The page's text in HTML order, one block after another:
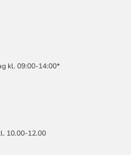
kl. 09:00-14:00*
10.00-12.00